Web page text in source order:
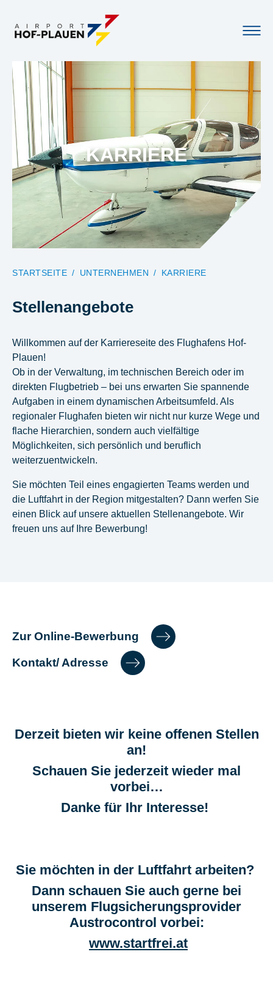
KARRIERE
STARTSEITE
UNTERNEHMEN KARRIERE
Stellenangebote
Willkommen auf der Karriereseite des Flughafens Hof-
Plauen!
Ob in der Verwaltung, im technischen Bereich oder im
direkten Flugbetrieb – bei uns erwarten Sie spannende
Aufgaben in einem dynamischen Arbeitsumfeld. Als
regionaler Flughafen bieten wir nicht nur kurze Wege und
flache Hierarchien, sondern auch vielfältige
Möglichkeiten, sich persönlich und beruflich
weiterzuentwickeln.
Sie möchten Teil eines engagierten Teams werden und
die Luftfahrt in der Region mitgestalten? Dann werfen Sie
einen Blick auf unsere aktuellen Stellenangebote. Wir
freuen uns auf Ihre Bewerbung!
Zur Online-Bewerbung
Kontakt/ Adresse
Derzeit bieten wir keine offenen Stellen
an!
Schauen Sie jederzeit wieder mal
vorbei…
Danke für Ihr Interesse!
Sie möchten in der Luftfahrt arbeiten?
Dann schauen Sie auch gerne bei
unserem Flugsicherungsprovider
Austrocontrol vorbei:
www.startfrei.at